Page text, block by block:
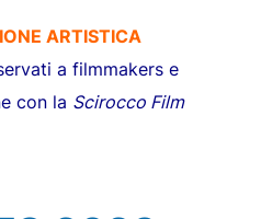
ARTISTICA
a filmmakers e
con la Scirocco Film